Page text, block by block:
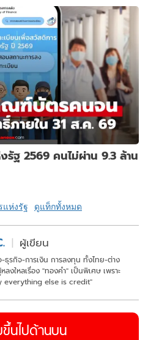
ฐ 2569 คนไม่ผ่าน 9.3 ล้าน
ห่งรัฐ ดูแท็กทั้งหมด
ผู้เขียน
ธุรกิจ-การเงิน การลงทุน ทั้งไทย-ต่าง
ลงใหลเรื่อง "ทองคำ" เป็นพิเศษ เพราะ
everything else is credit"
นไปด้านบน